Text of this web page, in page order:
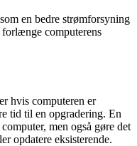
en bedre strømforsyning
computerens
hvis computeren er
tid til en opgradering. En
men også gøre det
opdatere eksisterende.